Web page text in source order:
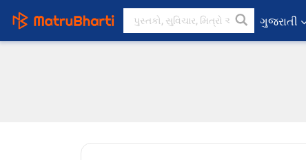
ગુજરાતી